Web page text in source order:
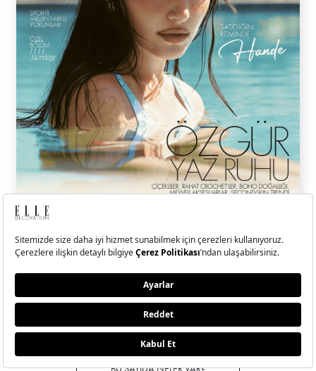
ELLE Temmuz-Ağustos
2026 Sayısı Çıktı!
Hande Erçel ile kendi kıyısında, kendi dengesini bulan, sadeliğin
ritminde ilerleyen bir yolculuğa çıktık.
BU SAYIDA NELER VAR?